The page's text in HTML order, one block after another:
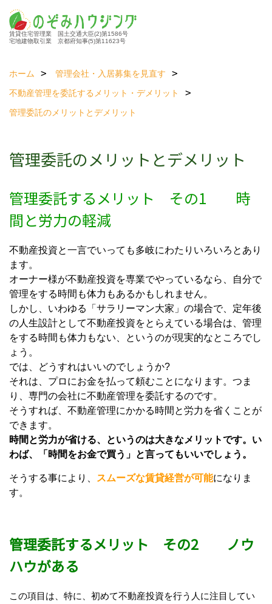
賃貸住宅管理業 国土交通大臣(2)第1586号
宅地建物取引業 京都府知事(5)第11623号
ホーム
管理会社・入居募集を見直す
不動産管理を委託する メリット・デメリット
管理委託のメリットとデメリット
管理委託のメリットとデメリット
管理委託するメリット その1 時
間と労力の軽減
不動産投資と一言でいっても多岐にわたりいろいろとあり
ます。
オーナー様が不動産投資を専業でやっているなら、自分で
管理をする時間も体力もあるかもしれません。
しかし、いわゆる「サラリーマン大家」の場合で、定年後
の人生設計として不動産投資をとらえている場合は、管理
をする時間も体力もない、というのが現実的なところでし
ょう。
では、どうすれはいいのでしょうか?
それは、プロにお金を払って頼むことになります。つま
り、専門の会社に不動産管理を委託するのです。
そうすれば、不動産管理にかかる時間と労力を省くことが
できます。
時間と労力が省ける、というのは大きなメリットです。い
わば、「時間をお金で買う」と言ってもいいでしょう。
そうする事により、 スムーズな賃貸経営が可能になりま
す。
管理委託するメリット その2 ノウ
ハウがある
この項目は、特に、初めて不動産投資を行う人に注目してい